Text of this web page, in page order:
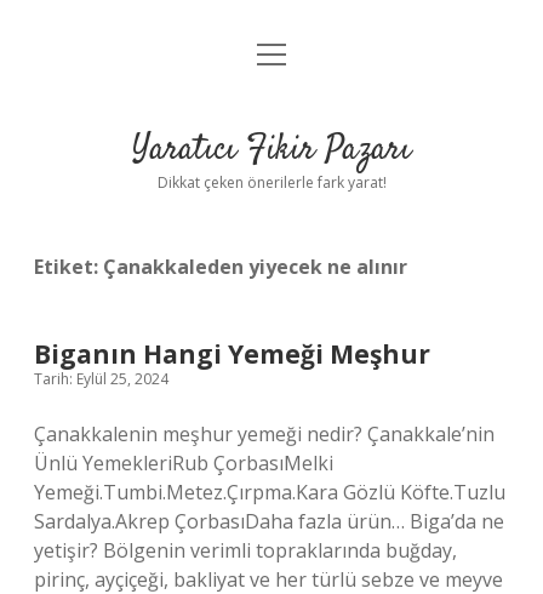
Anasayfa
Yasal Uyarı
menüyü
Yaratıcı Fikir Pazarı
Dikkat çeken önerilerle fark yarat!
Etiket: Çanakkaleden yiyecek ne alınır
Biganın Hangi Yemeği Meşhur
Tarih: Eylül 25, 2024
Çanakkalenin meşhur yemeği nedir? Çanakkale’nin
Ünlü YemekleriRub ÇorbasıMelki
Yemeği.Tumbi.Metez.Çırpma.Kara Gözlü Köfte.Tuzlu
Sardalya.Akrep ÇorbasıDaha fazla ürün… Biga’da ne
yetişir? Bölgenin verimli topraklarında buğday,
pirinç, ayçiçeği, bakliyat ve her türlü sebze ve meyve